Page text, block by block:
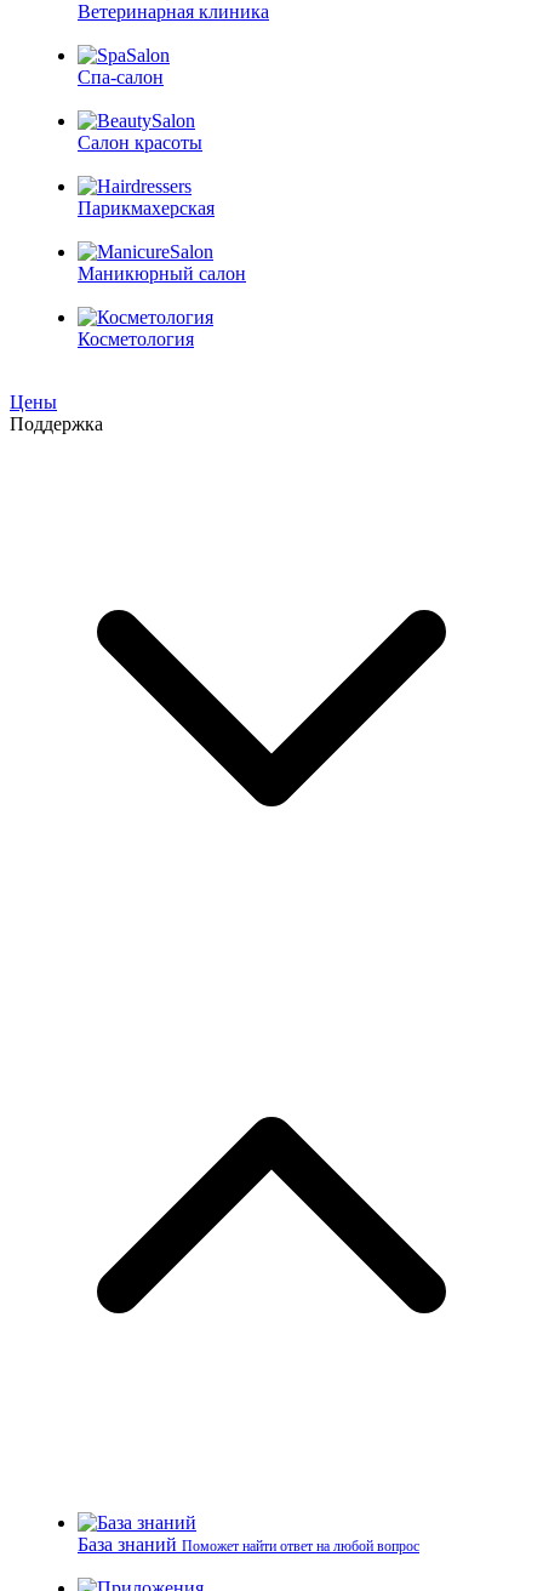
Ветеринарная клиника
Спа-салон
Салон красоты
Парикмахерская
Маникюрный салон
Косметология
Цены
Поддержка
База знаний Поможет найти ответ на любой вопрос